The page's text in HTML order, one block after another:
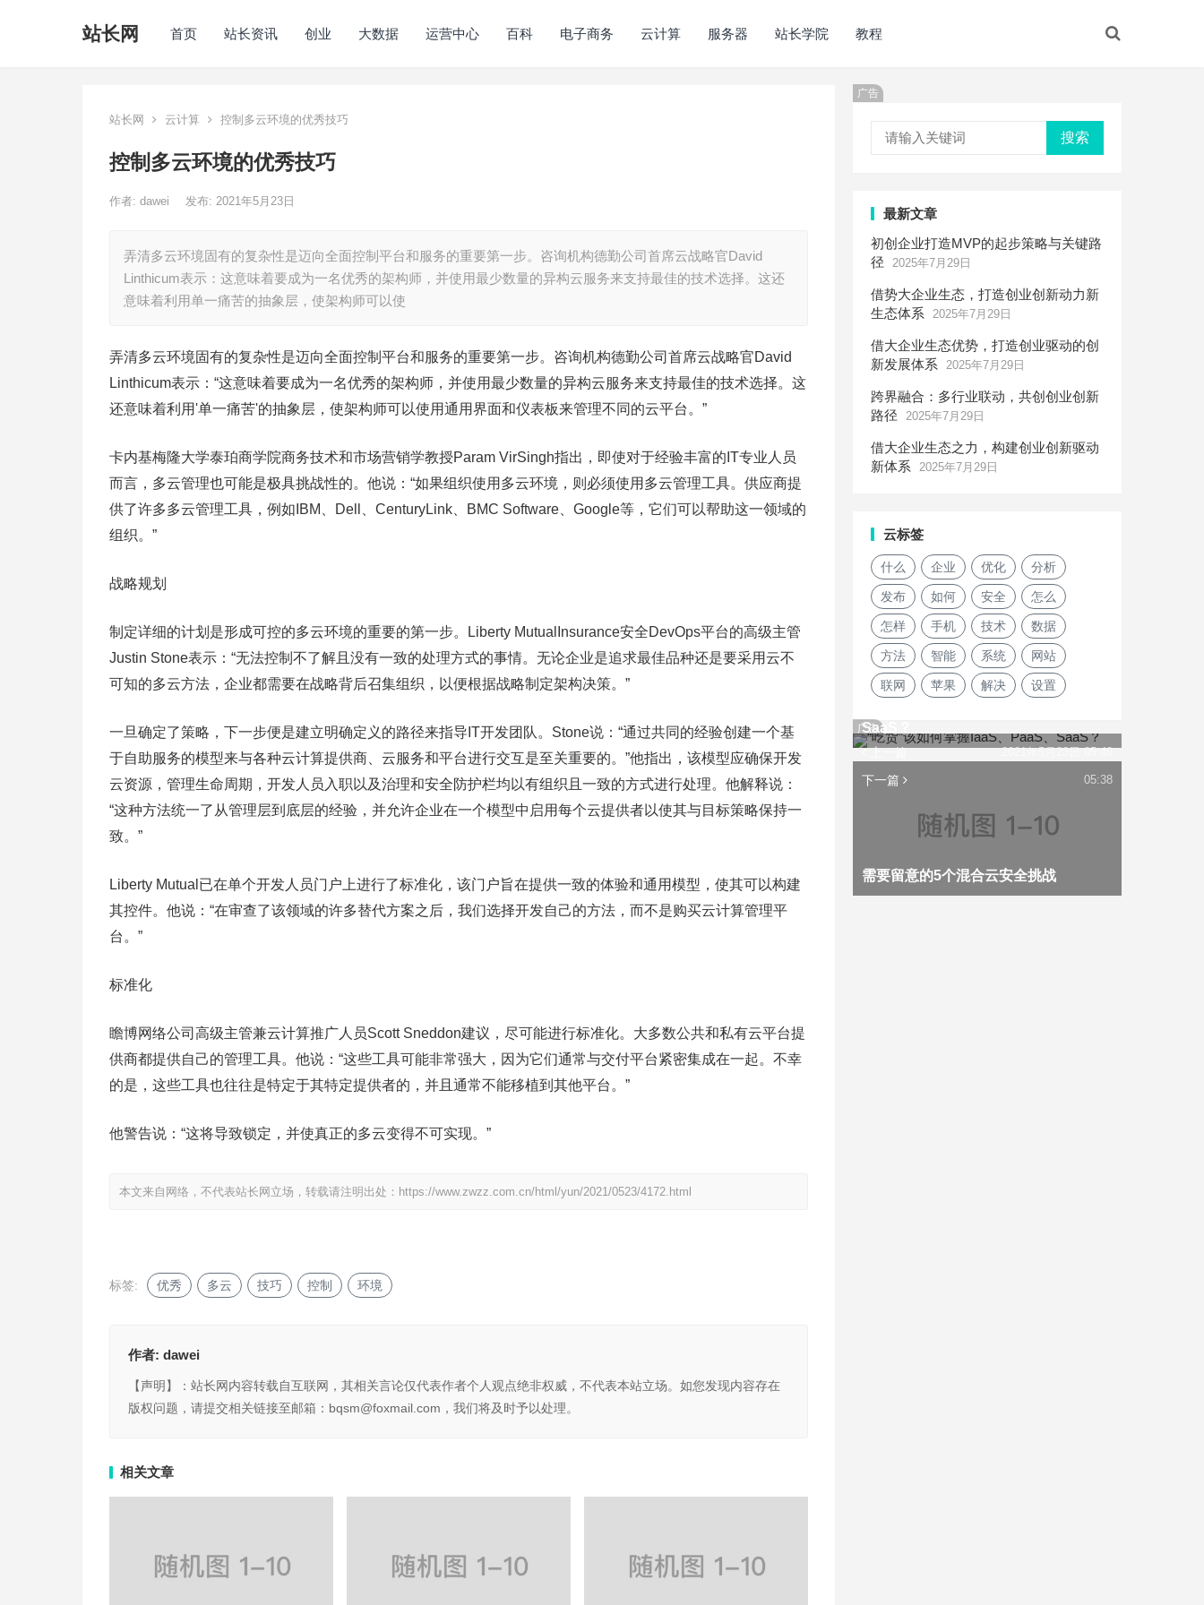
站长网 首页 站长资讯 创业 大数据 运营中心 百科 电子商务 云计算 服务器 站长学院 教程
站长网 云计算 控制多云环境的优秀技巧
控制多云环境的优秀技巧
作者: dawei 发布: 2021年5月23日
弄清多云环境固有的复杂性是迈向全面控制平台和服务的重要第一步。咨询机构德勤公司首席云战略官David
Linthicum表示：这意味着要成为一名优秀的架构师，并使用最少数量的异构云服务来支持最佳的技术选择。这还
意味着利用单一痛苦的抽象层，使架构师可以使
弄清多云环境固有的复杂性是迈向全面控制平台和服务的重要第一步。咨询机构德勤公司首席云战略官David
Linthicum表示：“这意味着要成为一名优秀的架构师，并使用最少数量的异构云服务来支持最佳的技术选择。这
还意味着利用'单一痛苦'的抽象层，使架构师可以使用通用界面和仪表板来管理不同的云平台。”
卡内基梅隆大学泰珀商学院商务技术和市场营销学教授Param VirSingh指出，即使对于经验丰富的IT专业人员
而言，多云管理也可能是极具挑战性的。他说：“如果组织使用多云环境，则必须使用多云管理工具。供应商提
供了许多多云管理工具，例如IBM、Dell、CenturyLink、BMC Software、Google等，它们可以帮助这一领域的
组织。”
战略规划
制定详细的计划是形成可控的多云环境的重要的第一步。Liberty MutualInsurance安全DevOps平台的高级主管
Justin Stone表示：“无法控制不了解且没有一致的处理方式的事情。无论企业是追求最佳品种还是要采用云不
可知的多云方法，企业都需要在战略背后召集组织，以便根据战略制定架构决策。”
一旦确定了策略，下一步便是建立明确定义的路径来指导IT开发团队。Stone说：“通过共同的经验创建一个基
于自助服务的模型来与各种云计算提供商、云服务和平台进行交互是至关重要的。”他指出，该模型应确保开发
云资源，管理生命周期，开发人员入职以及治理和安全防护栏均以有组织且一致的方式进行处理。他解释说：
“这种方法统一了从管理层到底层的经验，并允许企业在一个模型中启用每个云提供者以使其与目标策略保持一
致。”
Liberty Mutual已在单个开发人员门户上进行了标准化，该门户旨在提供一致的体验和通用模型，使其可以构建
其控件。他说：“在审查了该领域的许多替代方案之后，我们选择开发自己的方法，而不是购买云计算管理平
台。”
标准化
瞻博网络公司高级主管兼云计算推广人员Scott Sneddon建议，尽可能进行标准化。大多数公共和私有云平台提
供商都提供自己的管理工具。他说：“这些工具可能非常强大，因为它们通常与交付平台紧密集成在一起。不幸
的是，这些工具也往往是特定于其特定提供者的，并且通常不能移植到其他平台。”
他警告说：“这将导致锁定，并使真正的多云变得不可实现。”
本文来自网络，不代表站长网立场，转载请注明出处： https://www.zwzz.com.cn/html/yun/2021/0523/4172.html
标签: 优秀 多云 技巧 控制 环境
作者: dawei
【声明】：站长网内容转载自互联网，其相关言论仅代表作者个人观点绝非权威，不代表本站立场。如您发现内容存在
版权问题，请提交相关链接至邮箱：bqsm@foxmail.com，我们将及时予以处理。
相关文章
广告
搜索
最新文章
初创企业打造MVP的起步策略与关键路
径
2025年7月29日
借势大企业生态，打造创业创新动力新
生态体系
2025年7月29日
借大企业生态优势，打造创业驱动的创
新发展体系
2025年7月29日
跨界融合：多行业联动，共创创业创新
路径
2025年7月29日
借大企业生态之力，构建创业创新驱动
新体系
2025年7月29日
云标签
什么 企业 优化 分析
发布 如何 安全 怎么
怎样 手机 技术 数据
方法 智能 系统 网站
联网 苹果 解决 设置
广告
上一篇
SaaS？
2021年5月23日 05:40
下一篇
需要留意的5个混合云安全挑战
05:38